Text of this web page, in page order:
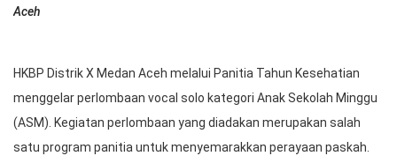
Aceh
HKBP Distrik X Medan Aceh melalui Panitia Tahun Kesehatian
menggelar perlombaan vocal solo kategori Anak Sekolah Minggu
(ASM). Kegiatan perlombaan yang diadakan merupakan salah
satu program panitia untuk menyemarakkan perayaan paskah.